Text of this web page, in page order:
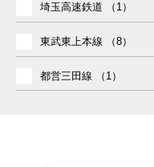
埼玉高速鉄道 （1）
東武東上本線 （8）
都営三田線 （1）